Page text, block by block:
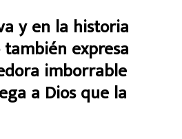
y en la historia
también expresa
imborrable
a Dios que la